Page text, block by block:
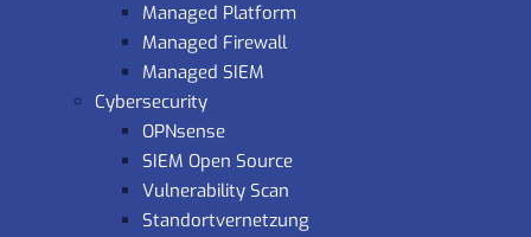
Managed Platform
Managed Firewall
Managed SIEM
Cybersecurity
OPNsense
SIEM Open Source
Vulnerability Scan
Standortvernetzung